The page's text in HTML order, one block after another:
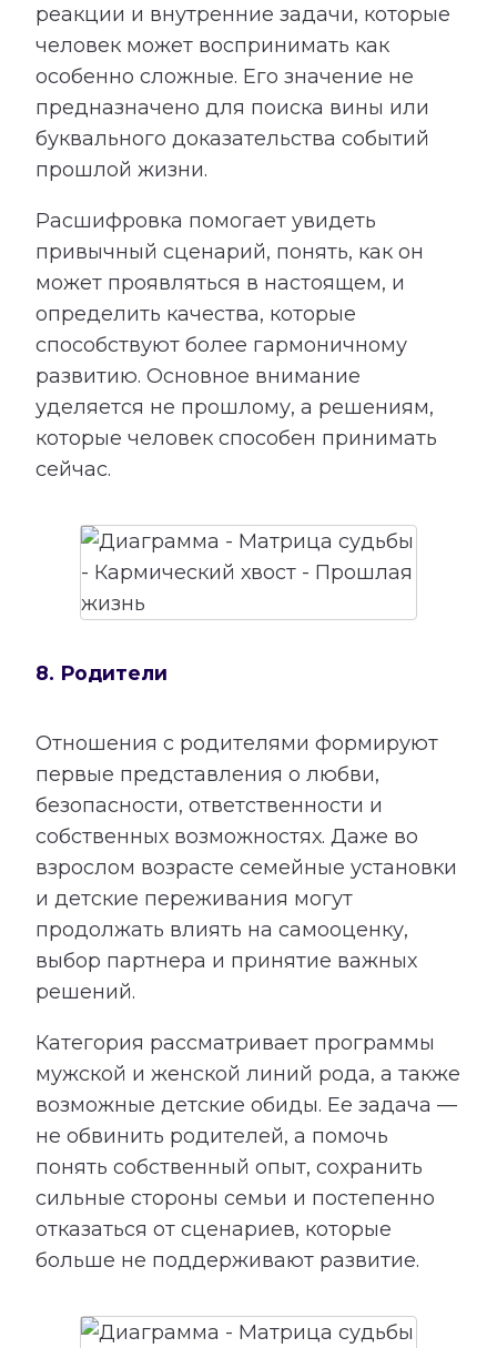
реакции и внутренние задачи, которые
человек может воспринимать как
особенно сложные. Его значение не
предназначено для поиска вины или
буквального доказательства событий
прошлой жизни.
Расшифровка помогает увидеть
привычный сценарий, понять, как он
может проявляться в настоящем, и
определить качества, которые
способствуют более гармоничному
развитию. Основное внимание
уделяется не прошлому, а решениям,
которые человек способен принимать
сейчас.
8. Родители
Отношения с родителями формируют
первые представления о любви,
безопасности, ответственности и
собственных возможностях. Даже во
взрослом возрасте семейные установки
и детские переживания могут
продолжать влиять на самооценку,
выбор партнера и принятие важных
решений.
Категория рассматривает программы
мужской и женской линий рода, а также
возможные детские обиды. Ее задача —
не обвинить родителей, а помочь
понять собственный опыт, сохранить
сильные стороны семьи и постепенно
отказаться от сценариев, которые
больше не поддерживают развитие.